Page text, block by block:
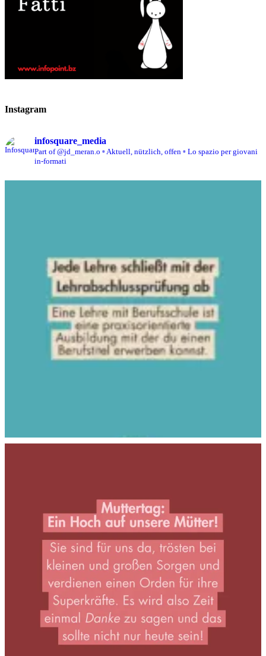
Instagram
infosquare_media
Part of @jd_meran.o ▫️ Aktuell, nützlich, offen ▫️ Lo spazio per giovani
in-formati